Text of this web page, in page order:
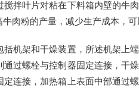
拌叶片对粘在下料箱内壁的牛
肉粉的产量，减少生产成本，可
机架和干燥装置，所述机架上
过螺栓与控制器固定连接，干
连接，加热箱上表面中部通过